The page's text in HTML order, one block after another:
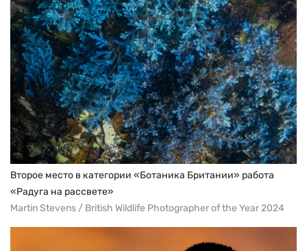
Второе место в категории «Ботаника Британии» работа
«Радуга на рассвете»
Martin Stevens / British Wildlife Photographer of the Year 2024